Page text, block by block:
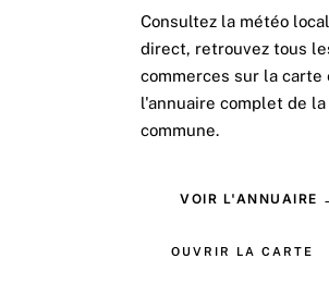
Consultez la météo
direct, retrouvez tous
commerces sur la carte
l'annuaire complet de la
commune.
VOIR L'ANNUAIRE
OUVRIR LA CARTE